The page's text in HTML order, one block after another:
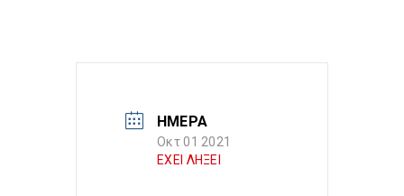
ΗΜΕΡΑ
Οκτ 01 2021
ΕΧΕΙ ΛΗΞΕΙ